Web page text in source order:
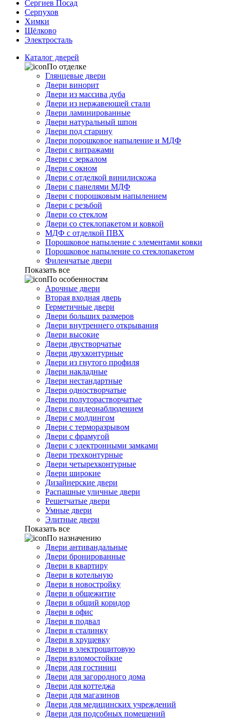
Сергиев Посад
Серпухов
Химки
Щёлково
Электросталь
Каталог дверей
По отделке
Глянцевые двери
Двери винорит
Двери из массива дуба
Двери из нержавеющей стали
Двери ламинированные
Двери натуральный шпон
Двери под старину
Двери порошковое напыление и МДФ
Двери с витражами
Двери с зеркалом
Двери с окном
Двери с отделкой винилискожа
Двери с панелями МДФ
Двери с порошковым напылением
Двери с резьбой
Двери со стеклом
Двери со стеклопакетом и ковкой
МДФ с отделкой ПВХ
Порошковое напыление с элементами ковки
Порошковое напыление со стеклопакетом
Филенчатые двери
Показать все
По особенностям
Арочные двери
Вторая входная дверь
Герметичные двери
Двери больших размеров
Двери внутреннего открывания
Двери высокие
Двери двустворчатые
Двери двухконтурные
Двери из гнутого профиля
Двери накладные
Двери нестандартные
Двери одностворчатые
Двери полуторастворчатые
Двери с видеонаблюдением
Двери с молдингом
Двери с терморазрывом
Двери с фрамугой
Двери с электронными замками
Двери трехконтурные
Двери четырехконтурные
Двери широкие
Дизайнерские двери
Распашные уличные двери
Решетчатые двери
Умные двери
Элитные двери
Показать все
По назначению
Двери антивандальные
Двери бронированные
Двери в квартиру
Двери в котельную
Двери в новостройку
Двери в общежитие
Двери в общий коридор
Двери в офис
Двери в подвал
Двери в сталинку
Двери в хрущевку
Двери в электрощитовую
Двери взломостойкие
Двери для гостиниц
Двери для загородного дома
Двери для коттеджа
Двери для магазинов
Двери для медицинских учреждений
Двери для подсобных помещений